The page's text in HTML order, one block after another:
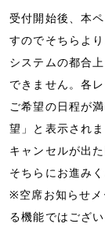
受付開始後、本
すのでそちらよ
システムの都合
できません。各
ご希望の日程が
望」と表示されま
キャンセルが出
そちらにお進みく
※空席お知らせメ
る機能ではござ